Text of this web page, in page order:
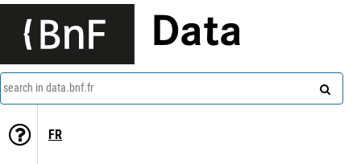
Data
search in data.bnf.fr
FR